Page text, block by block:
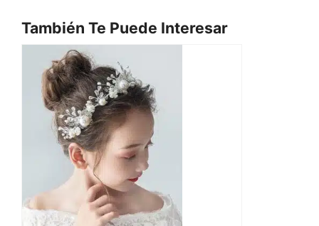
También Te Puede Interesar